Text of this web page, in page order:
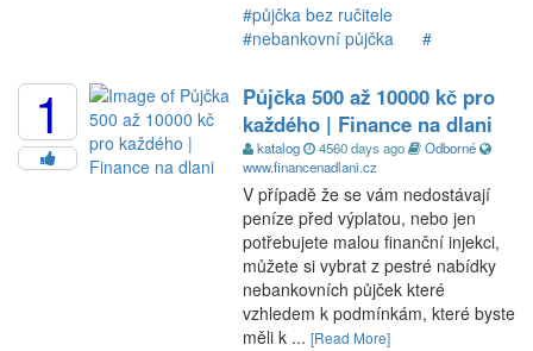
#půjčka bez ručitele
#nebankovní půjčka
#
1
Půjčka 500 až 10000 kč pro
každého | Finance na dlani
katalog 4560 days ago
Odborné
www.financenadlani.cz
V případě že se vám nedostávají
peníze před výplatou, nebo jen
potřebujete malou finanční injekci,
můžete si vybrat z pestré nabídky
nebankovních půjček které
vzhledem k podmínkám, které byste
měli k ... [Read More]